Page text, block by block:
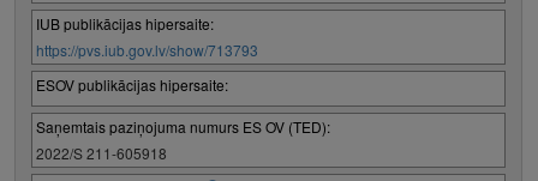
IUB publikācijas hipersaite:
https://pvs.iub.gov.lv/show/713793
ESOV publikācijas hipersaite:
Saņemtais paziņojuma numurs ES OV (TED):
2022/S 211-605918